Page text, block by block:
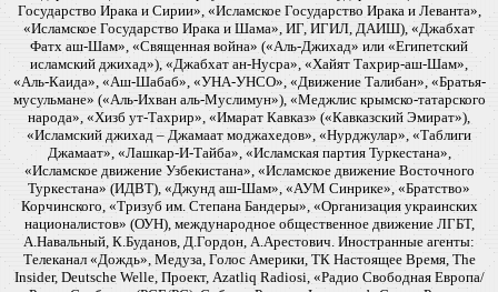
Государство Ирака и Сирии», «Исламское Государство Ирака и Леванта»,
«Исламское Государство Ирака и Шама», ИГ, ИГИЛ, ДАИШ), «Джабхат
Фатх аш-Шам», «Священная война» («Аль-Джихад» или «Египетский
исламский джихад»), «Джабхат ан-Нусра», «Хайят Тахрир-аш-Шам»,
«Аль-Каида», «Аш-Шабаб», «УНА-УНСО», «Движение Талибан», «Братья-
мусульмане» («Аль-Ихван аль-Муслимун»), «Меджлис крымско-татарского
народа», «Хизб ут-Тахрир», «Имарат Кавказ» («Кавказский Эмират»),
«Исламский джихад – Джамаат моджахедов», «Нурджулар», «Таблиги
Джамаат», «Лашкар-И-Тайба», «Исламская партия Туркестана»,
«Исламское движение Узбекистана», «Исламское движение Восточного
Туркестана» (ИДВТ), «Джунд аш-Шам», «АУМ Синрике», «Братство»
Корчинского, «Тризуб им. Степана Бандеры», «Организация украинских
националистов» (ОУН), международное общественное движение ЛГБТ,
А.Навальный, К.Буданов, Д.Гордон, А.Арестович. Иностранные агенты:
Телеканал «Дождь», Медуза, Голос Америки, ТК Настоящее Время, The
Insider, Deutsche Welle, Проект, Azatliq Radiosi, «Радио Свободная Европа/